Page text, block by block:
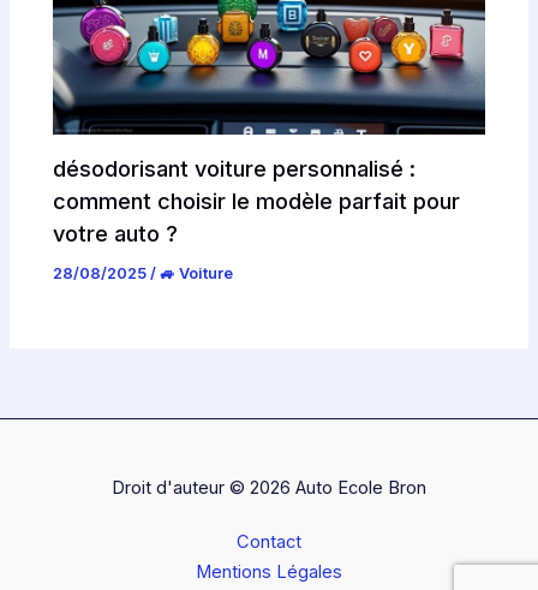
désodorisant voiture personnalisé :
comment choisir le modèle parfait pour
votre auto ?
28/08/2025/🚙 Voiture
Droit d'auteur © 2026 Auto Ecole Bron
Contact
Mentions Légales